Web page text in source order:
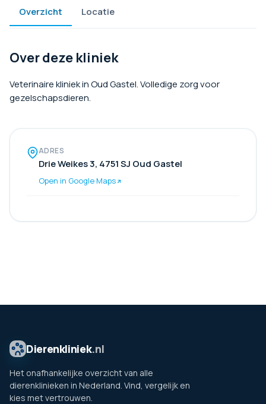
Overzicht Locatie
Over deze kliniek
Veterinaire kliniek in Oud Gastel. Volledige zorg voor
gezelschapsdieren.
ADRES
Drie Weikes 3, 4751 SJ Oud Gastel
Open in Google Maps
Dierenkliniek.nl
Het onafhankelijke overzicht van alle
dierenklinieken in Nederland. Vind, vergelijk en
kies met vertrouwen.